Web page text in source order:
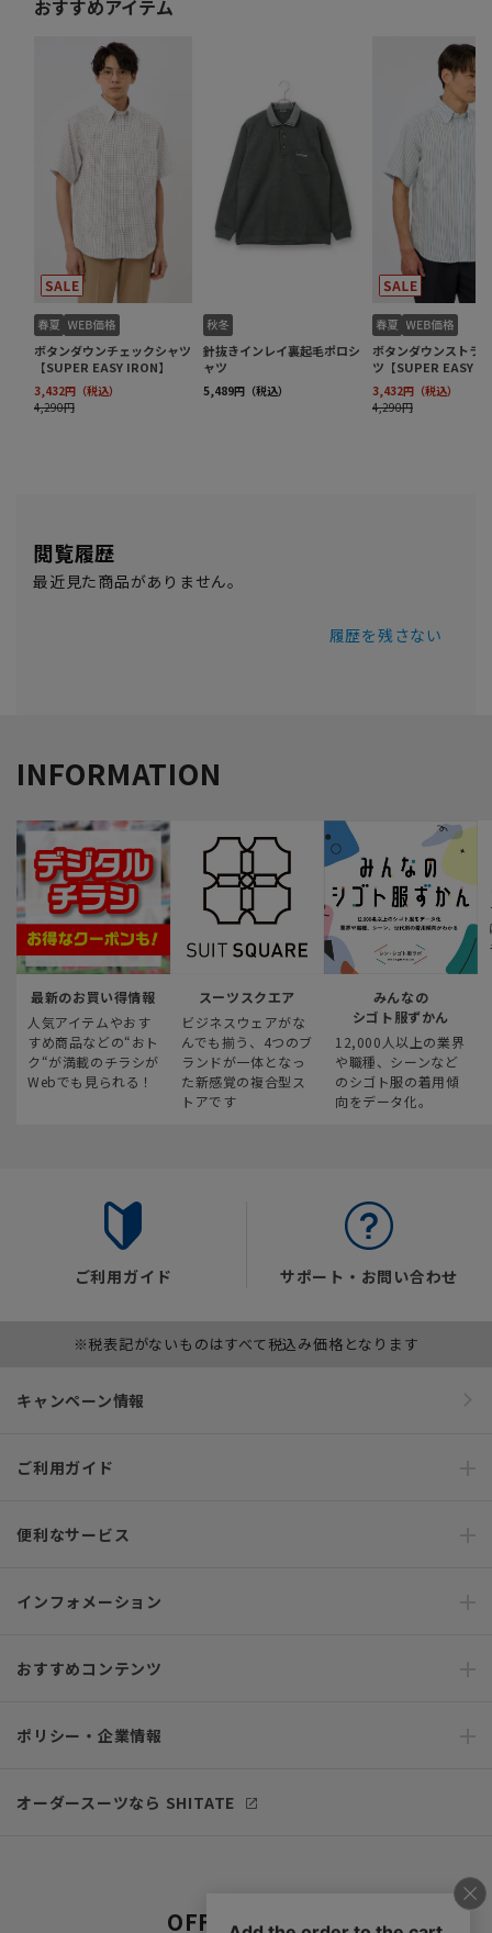
閲覧履歴
最近見た商品がありません。
履歴を残さない
INFORMATION
最新のお買い得情報
人気アイテムやおす
すめ商品などの“おト
ク“が満載のチラシが
Webでも見られる！
スーツスクエア
ビジネスウェアがな
んでも揃う、4つのブ
ランドが一体となっ
た新感覚の複合型ス
トアです
みんなの
シゴト服ずかん
12,000人以上の業界
や職種、シーンなど
のシゴト服の着用傾
向をデータ化。
ご利用ガイド サポート・お問い合わせ
※税表記がないものはすべて税込み価格となります
キャンペーン情報
ご利用ガイド
便利なサービス
インフォメーション
おすすめコンテンツ
ポリシー・企業情報
オーダースーツなら SHITATE
OFFICIAL SNS